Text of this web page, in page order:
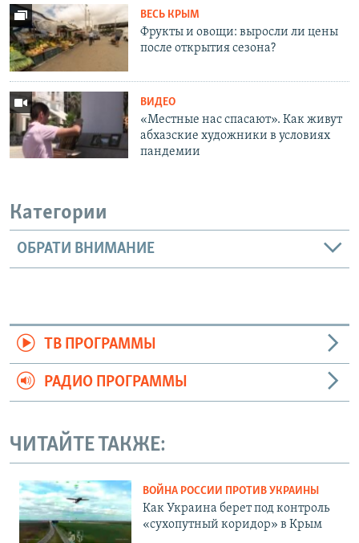
ВЕСЬ КРЫМ
Фрукты и овощи: выросли ли цены
после открытия сезона?
ВИДЕО
«Местные нас спасают». Как живут
абхазские художники в условиях
пандемии
Категории
ОБРАТИ ВНИМАНИЕ
ТВ ПРОГРАММЫ
РАДИО ПРОГРАММЫ
ЧИТАЙТЕ ТАКЖЕ:
ВОЙНА РОССИИ ПРОТИВ УКРАИНЫ
Как Украина берет под контроль
«сухопутный коридор» в Крым